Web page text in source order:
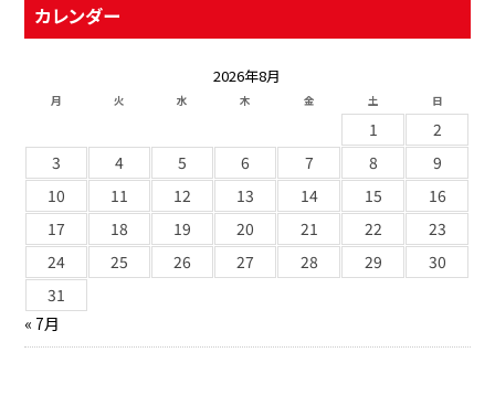
カレンダー
2026年8月
月 火 水 木 金 土 日
1
2
3
4 5 6 7 8
9
10
11 12 13 14 15
16
17
18 19 20 21 22
23
24
25 26 27 28 29
30
31
« 7月